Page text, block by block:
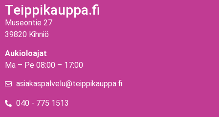
Teippikauppa.fi
Museontie 27
39820 Kihniö
Aukioloajat
Ma – Pe 08:00 – 17:00
asiakaspalvelu@teippikauppa.fi
040 - 775 1513